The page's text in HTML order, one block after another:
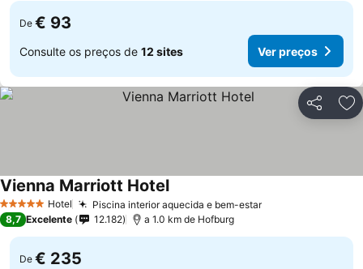
De € 93
Consulte os preços de 12 sites Ver preços
Partilhar
5 Estrelas Hotel Piscina interior aquecida e bem-estar
Vienna Marriott Hotel
8,7 Excelente 12.182 a 1.0 km de Hofburg
De € 235